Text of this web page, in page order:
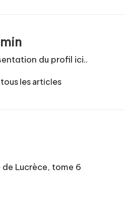
du profil ici..
les articles
de Lucrèce, tome 6